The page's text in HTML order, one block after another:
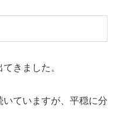
きました。
ていますが、平穏に分